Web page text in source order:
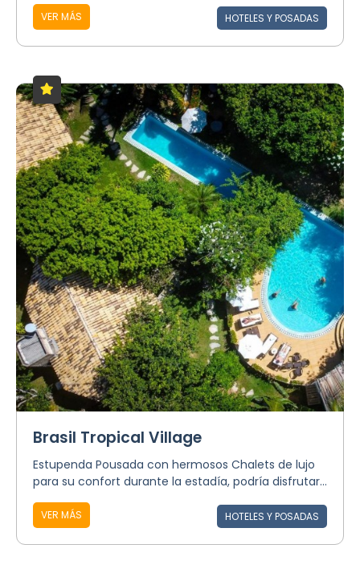
VER MÁS HOTELES Y POSADAS
Brasil Tropical Village
Estupenda Pousada con hermosos Chalets de lujo
para su confort durante la estadía, podría disfrutar...
VER MÁS HOTELES Y POSADAS